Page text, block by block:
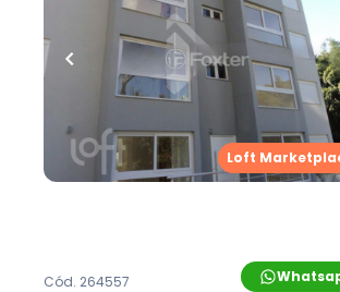
Loft
quartos 1banheiro•
Apartamento •
Santos Pedroso, 601 - Novo
Hamburgo/RS
Rua Santos Pedroso,Vila Nova,Novo
Hamburgo
Cód. 264557